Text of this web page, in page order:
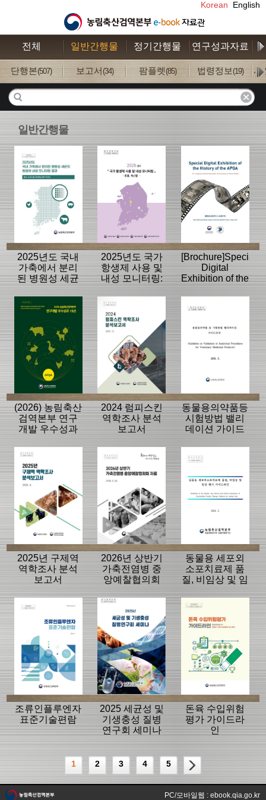
Korean English
전체 일반간행물 정기간행물 연구성과자료
단행본(507) 보고서 (34) 팜플렛 (85) 법령정보(19) 사
일반간행물
2025년도 국내
가축에서 분리
된 병원성 세균
모니터링 결과
2025년도 국가
항생제 사용 및
내성 모니터링:
[Brochure]Special
Digital
Exhibition of the
APQA
(2026) 농림축산
검역본부 연구
개발 우수성과
2024 럼피스킨
역학조사 분석
보고서
동물용의약품등
시험방법 밸리
데이션 가이드
2025년 구제역
역학조사 분석
보고서
2026년 상반기
가축전염병 중
앙예찰협의회
동물용 세포외
소포치료제 품
질, 비임상 및 임
라인
조류인플루엔자
표준기술편람
2025 세균성 및
기생충성 질병
연구회 세미나
돈육 수입위험
평가 가이드라
인
1 2 3 4 5
PC/모바일웹 : ebook.qia.go.kr